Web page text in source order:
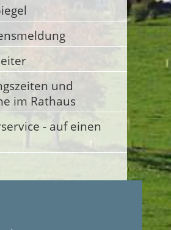
und
im Rathaus
- auf einen